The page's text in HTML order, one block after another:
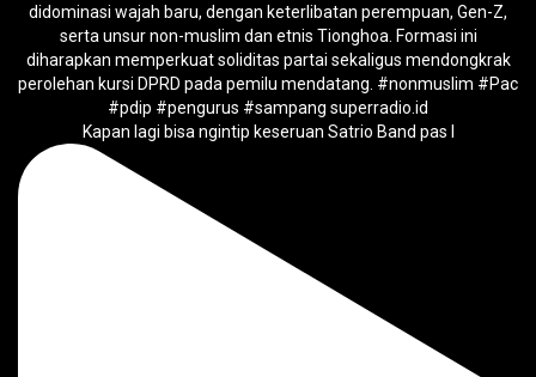
Kapan lagi bisa ngintip keseruan Satrio Band pas l